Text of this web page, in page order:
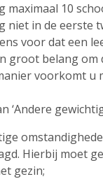
maximaal 10
niet in de eerste
voor dat een
groot belang om
voorkomt u
‘Andere
Hierbij moet
gezin;